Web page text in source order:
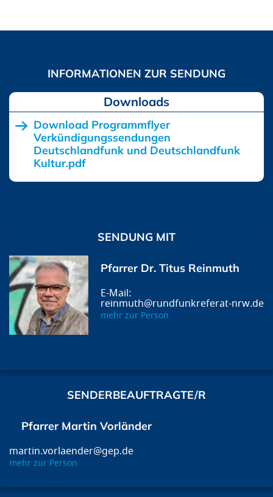
Downloads
Download Programmflyer
Verkündigungssendungen
Deutschlandfunk und Deutschlandfunk
Kultur.pdf
SENDUNG MIT
Pfarrer Dr. Titus Reinmuth
reinmuth@rundfunkreferat-nrw.de
mehr zur Person
SENDERBEAUFTRAGTE/R
Pfarrer Martin Vorländer
martin.vorlaender@gep.de
mehr zur Person